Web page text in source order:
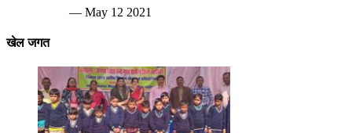
— May 12 2021
खेल जगत